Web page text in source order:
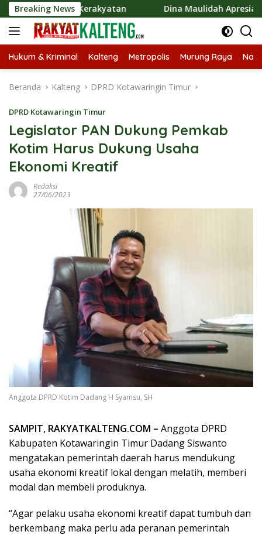
Langsung
ke
konten
Breaking News
Kerakyatan Dina Maulidah Apresiasi Festival
Hukum & Kriminal Kalteng Metropolis Murung Raya
Beranda Kalteng DPRD Kotawaringin Timur
DPRD Kotawaringin Timur
Legislator PAN Dukung Pemkab
Kotim Harus Dukung Usaha
Ekonomi Kreatif
Redaksi
27/06/2023
Anggota DPRD Kotim Dadang H Syamsu, SH
SAMPIT, RAKYATKALTENG.COM – Anggota DPRD
Kabupaten Kotawaringin Timur Dadang Siswanto
mengatakan pemerintah daerah harus mendukung
usaha ekonomi kreatif lokal dengan melatih, memberi
modal dan membeli produknya.
“Agar pelaku usaha ekonomi kreatif dapat tumbuh dan
berkembang maka perlu ada peranan pemerintah